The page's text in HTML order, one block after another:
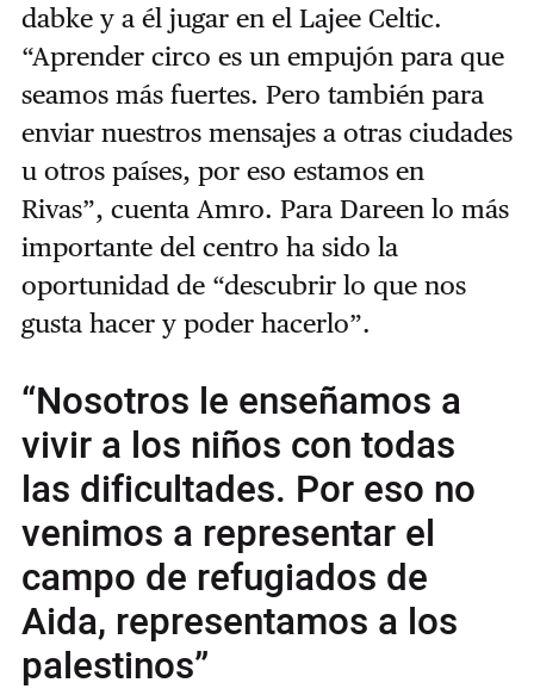
dabke y a él jugar en el Lajee Celtic.
“Aprender circo es un empujón para que
seamos más fuertes. Pero también para
enviar nuestros mensajes a otras ciudades
u otros países, por eso estamos en
Rivas”, cuenta Amro. Para Dareen lo más
importante del centro ha sido la
oportunidad de “descubrir lo que nos
gusta hacer y poder hacerlo”.
“Nosotros le enseñamos a
vivir a los niños con todas
las dificultades. Por eso no
venimos a representar el
campo de refugiados de
Aida, representamos a los
palestinos”